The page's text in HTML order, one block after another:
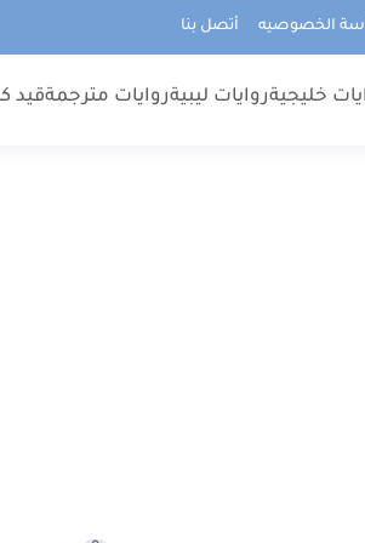
الخصوصيه أتصل بنا
خليجيةروايات ليبيةروايات مترجمةقيد